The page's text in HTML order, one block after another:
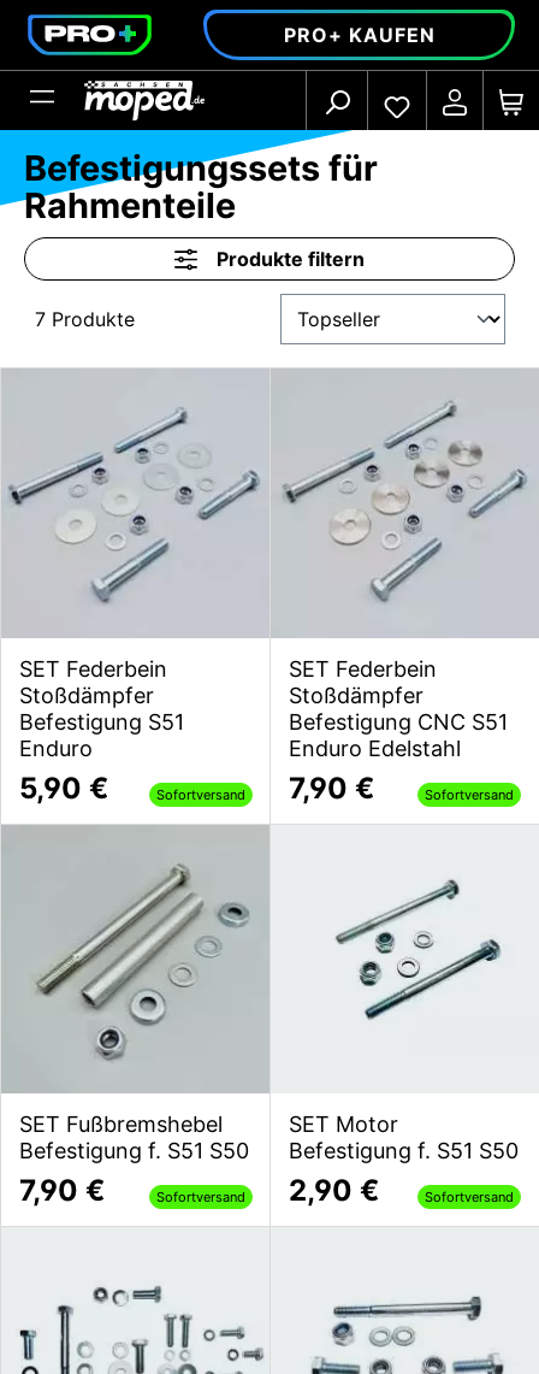
springen PRO+ KAUFEN
Befestigungssets für
Rahmenteile
Produkte filtern
7 Produkte
SET Federbein
Stoßdämpfer
Befestigung S51
Enduro
5,90 € Sofortversand
SET Federbein
Stoßdämpfer
Befestigung CNC S51
Enduro Edelstahl
7,90 € Sofortversand
SET Fußbremshebel
Befestigung f. S51 S50
7,90 € Sofortversand
SET Motor
Befestigung f. S51 S50
2,90 € Sofortversand